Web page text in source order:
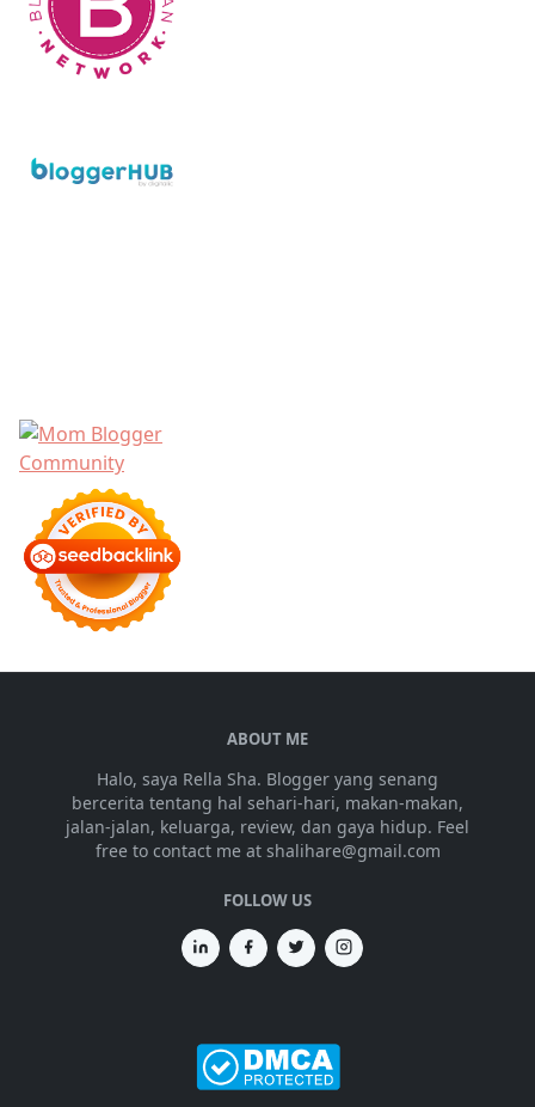
ABOUT ME
Halo, saya Rella Sha. Blogger yang senang
bercerita tentang hal sehari-hari, makan-makan,
jalan-jalan, keluarga, review, dan gaya hidup. Feel
free to contact me at shalihare@gmail.com
FOLLOW US